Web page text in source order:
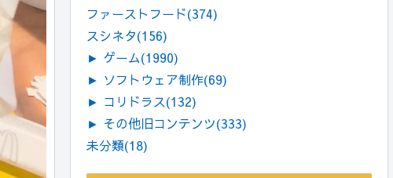
ファーストフード(374)
スシネタ(156)
► ゲーム(1990)
► ソフトウェア制作(69)
► コリドラス(132)
► その他旧コンテンツ(333)
未分類(18)